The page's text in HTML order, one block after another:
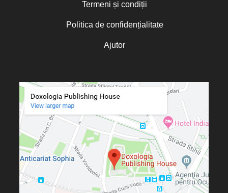
Termeni și condiții
Politica de confidențialitate
Ajutor